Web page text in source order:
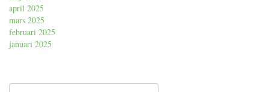
april 2025
mars 2025
februari 2025
januari 2025